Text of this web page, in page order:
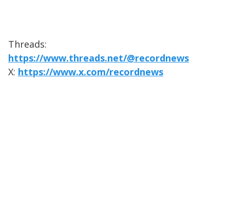
Threads:
https://www.threads.net/@recordnews
X: https://www.x.com/recordnews